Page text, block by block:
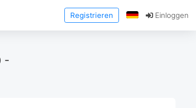
Registrieren Einloggen
-